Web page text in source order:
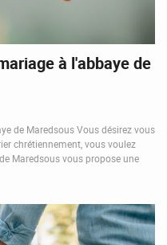
à l'abbaye de
de Maredsous Vous désirez vous
chrétiennement, vous voulez
Maredsous vous propose une